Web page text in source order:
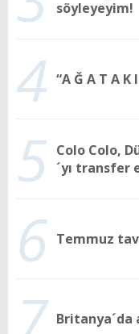
söyleyeyim!
4 “A Ğ A T A K
5 Colo Colo,
´yı transfer
6 Temmuz